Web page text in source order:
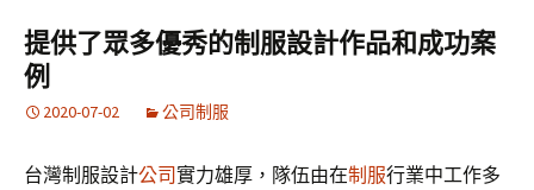
容
區
鍵
字:
提供了眾多優秀的制服設計作品和成功案
例
2020-07-02 公司制服
台灣制服設計公司實力雄厚，隊伍由在制服行業中工作多